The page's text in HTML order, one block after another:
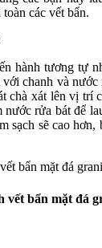
các vết bẩn.
hành tương tự
chanh và nước
chà xát lên vị trí
rửa bát để
sạch sẽ cao hơn,
vết bẩn mặt đá